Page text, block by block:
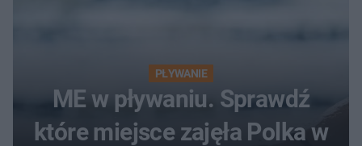
PŁYWANIE
ME w pływaniu. Sprawdź
które miejsce zajęła Polka w